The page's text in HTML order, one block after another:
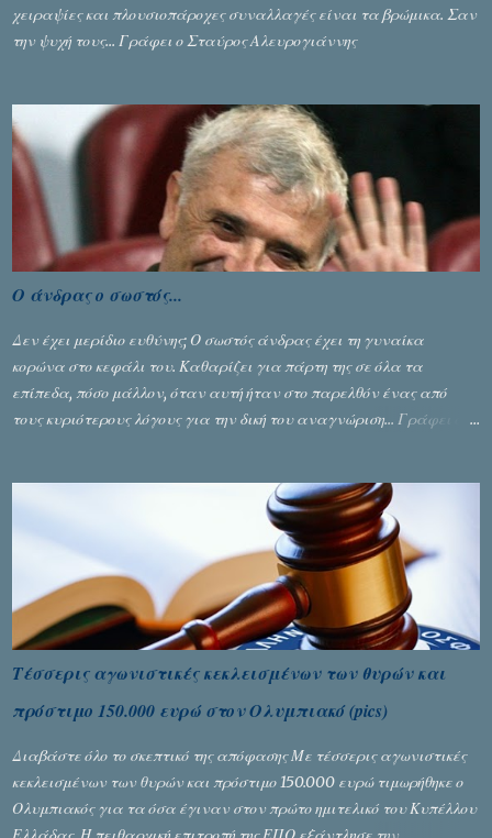
χειραψίες και πλουσιοπάροχες συναλλαγές είναι τα βρώμικα. Σαν
την ψυχή τους... Γράφει ο Σταύρος Αλευρογιάννης
Ο άνδρας ο σωστός...
Δεν έχει μερίδιο ευθύνης; Ο σωστός άνδρας έχει τη γυναίκα
κορώνα στο κεφάλι του. Καθαρίζει για πάρτη της σε όλα τα
επίπεδα, πόσο μάλλον, όταν αυτή ήταν στο παρελθόν ένας από
τους κυριότερους λόγους για την δική του αναγνώριση... Γράφει ο
Τέσσερις αγωνιστικές κεκλεισμένων των θυρών και
πρόστιμο 150.000 ευρώ στον Ολυμπιακό (pics)
Διαβάστε όλο το σκεπτικό της απόφασης Με τέσσερις αγωνιστικές
κεκλεισμένων των θυρών και πρόστιμο 150.000 ευρώ τιμωρήθηκε ο
Ολυμπιακός για τα όσα έγιναν στον πρώτο ημιτελικό του Κυπέλλου